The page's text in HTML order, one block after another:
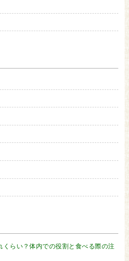
くらい？体内での役割と食べる際の注